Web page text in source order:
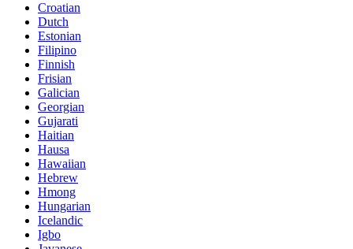
Croatian
Dutch
Estonian
Filipino
Finnish
Frisian
Galician
Georgian
Gujarati
Haitian
Hausa
Hawaiian
Hebrew
Hmong
Hungarian
Icelandic
Igbo